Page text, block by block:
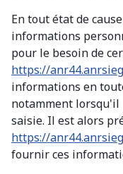
En tout état de
informations
pour le besoin de
https://
informations en
notamment lorsqu'il
saisie. Il est alors
https://
fournir ces